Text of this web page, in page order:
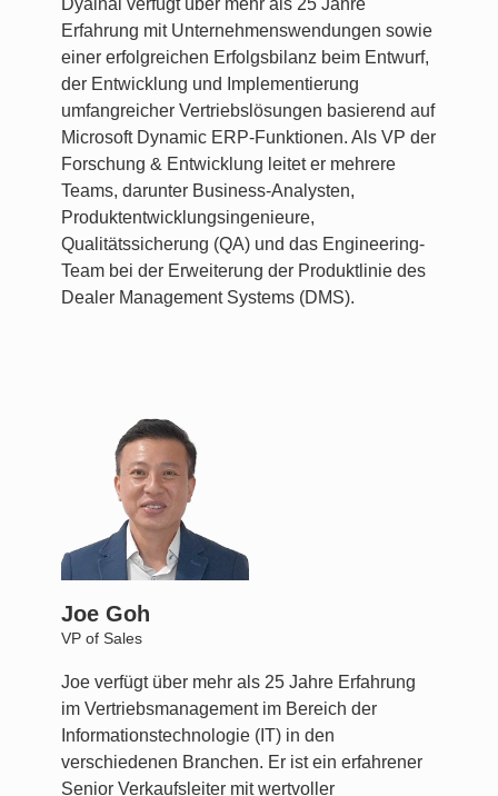
Dyainal verfügt über mehr als 25 Jahre
Erfahrung mit Unternehmenswendungen sowie
einer erfolgreichen Erfolgsbilanz beim Entwurf,
der Entwicklung und Implementierung
umfangreicher Vertriebslösungen basierend auf
Microsoft Dynamic ERP-Funktionen. Als VP der
Forschung & Entwicklung leitet er mehrere
Teams, darunter Business-Analysten,
Produktentwicklungsingenieure,
Qualitätssicherung (QA) und das Engineering-
Team bei der Erweiterung der Produktlinie des
Dealer Management Systems (DMS).
Joe Goh
VP of Sales
Joe verfügt über mehr als 25 Jahre Erfahrung
im Vertriebsmanagement im Bereich der
Informationstechnologie (IT) in den
verschiedenen Branchen. Er ist ein erfahrener
Senior Verkaufsleiter mit wertvoller